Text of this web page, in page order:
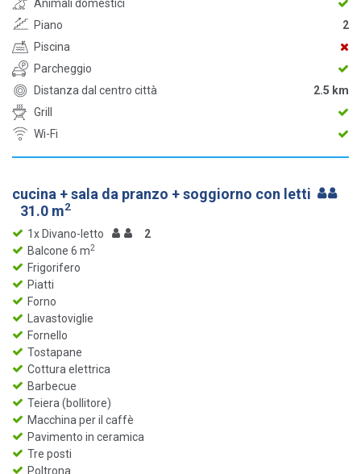
Animali domestici
Piano
2
Piscina
Parcheggio
Distanza dal centro città
2.5 km
Grill
Wi-Fi
cucina + sala da pranzo + soggiorno con letti
31.0 m2
1x Divano-letto
2
Balcone 6 m2
Frigorifero
Piatti
Forno
Lavastoviglie
Fornello
Tostapane
Cottura elettrica
Barbecue
Teiera (bollitore)
Macchina per il caffè
Pavimento in ceramica
Tre posti
Poltrona